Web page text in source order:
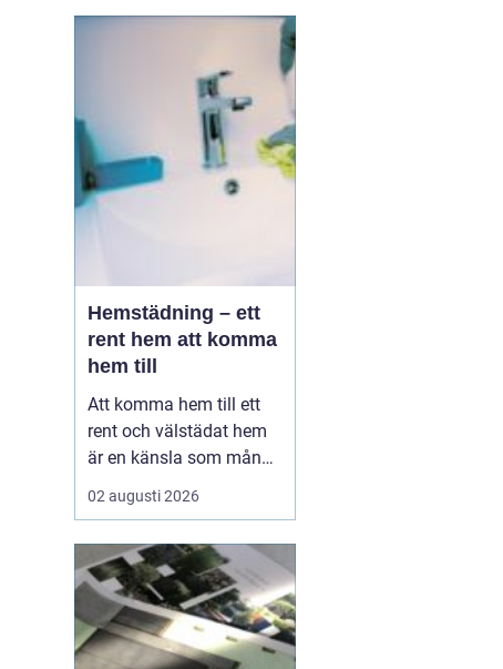
börjar åldras kan små
skador snabbt växa till
dyra fuktproblem. Att
anlita en erfaren
Hemstädning – ett
rent hem att komma
hem till
Att komma hem till ett
rent och välstädat hem
är en känsla som många
värdesätter högt. I en
hektisk storstadsmiljö
dock vara svårt att få
tiden att räcka till fö...
02 augusti 2026